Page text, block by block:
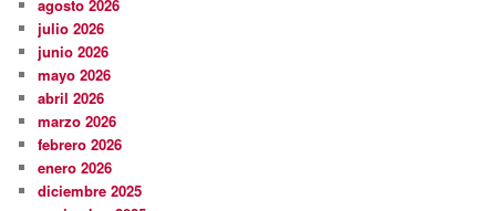
agosto 2026
julio 2026
junio 2026
mayo 2026
abril 2026
marzo 2026
febrero 2026
enero 2026
diciembre 2025